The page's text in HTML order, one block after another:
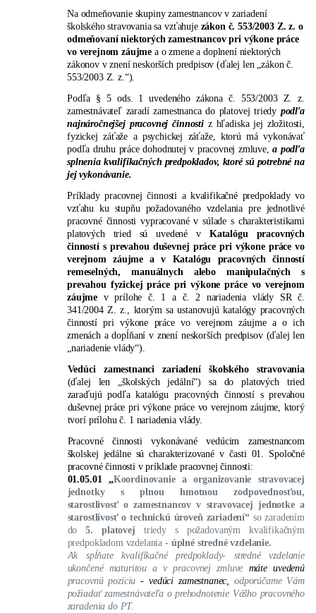
Na odmeňovanie skupiny zamestnancov v zariadení
školského stravovania sa vzťahuje zákon č. 553/2003 Z. z. o
odmeňovaní niektorých zamestnancov pri výkone práce
vo verejnom záujme a o zmene a doplnení niektorých
zákonov v znení neskorších predpisov (ďalej len „zákon č.
553/2003 Z. z.“).
Podľa § 5 ods. 1 uvedeného zákona č. 553/2003 Z. z.
zamestnávateľ zaradí zamestnanca do platovej triedy podľa
najnáročnejšej pracovnej činnosti z hľadiska jej zložitosti,
fyzickej záťaže a psychickej záťaže, ktorú má vykonávať
podľa druhu práce dohodnutej v pracovnej zmluve,a podľa
splnenia kvalifikačných predpokladov, ktoré sú potrebné na
jej vykonávanie.
Príklady pracovnej činnosti a kvalifikačné predpoklady vo
vzťahu ku stupňu požadovaného vzdelania pre jednotlivé
pracovné činnosti vypracované v súlade s charakteristikami
platových tried sú uvedené v Katalógu pracovných
činností s prevahou duševnej práce pri výkone práce vo
verejnom záujme a v Katalógu pracovných činností
remeselných, manuálnych alebo manipulačných s
prevahou fyzickej práce pri výkone práce vo verejnom
záujme v prílohe č. 1 a č. 2 nariadenia vlády SR č.
341/2004 Z. z., ktorým sa ustanovujú katalógy pracovných
činností pri výkone práce vo verejnom záujme a o ich
zmenách a dopĺňaní v znení neskorších predpisov (ďalej len
„nariadenie vlády“).
Vedúci zamestnanci zariadení školského stravovania
(ďalej len „školských jedální“) sa do platových tried
zaraďujú podľa katalógu pracovných činností s prevahou
duševnej práce pri výkone práce vo verejnom záujme, ktorý
tvorí prílohu č. 1 nariadenia vlády.
Pracovné činnosti vykonávané vedúcim zamestnancom
školskej jedálne sú charakterizované v časti 01. Spoločné
pracovné činnosti v príklade pracovnej činnosti:
01.05.01 „Koordinovanie a organizovanie stravovacej
jednotky s plnou hmotnou zodpovednosťou,
starostlivosť o zamestnancov v stravovacej jednotke a
starostlivosť o technickú úroveň zariadení“ so zaradením
do5. platovej triedy s požadovaným kvalifikačným
predpokladom vzdelania - úplné stredné vzdelanie.
Ak spĺňate kvalifikačné predpoklady- stredné vzdelanie
ukončené maturitou a v pracovnej zmluve máte uvedenú
pracovnú pozíciu- vedúci zamestnanec,odporúčame Vám
požiadať zamestnávateľa o prehodnotenie Vášho pracovného
zaradenia do PT.